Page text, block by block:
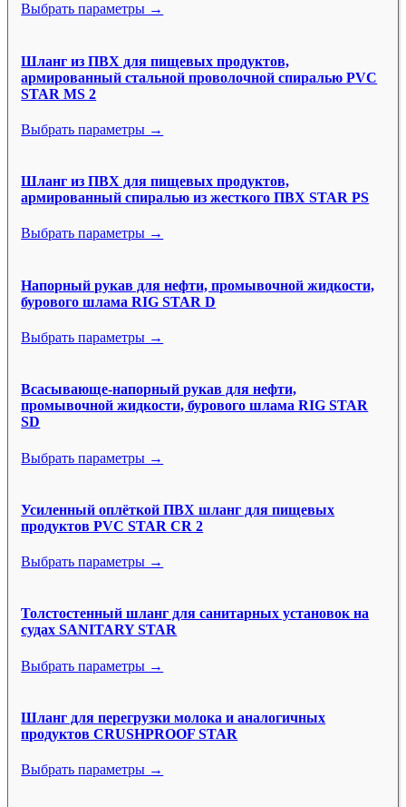
Выбрать параметры →
Шланг из ПВХ для пищевых продуктов,
армированный стальной проволочной спиралью PVC
STAR MS 2
Выбрать параметры →
Шланг из ПВХ для пищевых продуктов,
армированный спиралью из жесткого ПВХ STAR PS
Выбрать параметры →
Напорный рукав для нефти, промывочной жидкости,
бурового шлама RIG STAR D
Выбрать параметры →
Всасывающе-напорный рукав для нефти,
промывочной жидкости, бурового шлама RIG STAR
SD
Выбрать параметры →
Усиленный оплёткой ПВХ шланг для пищевых
продуктов PVC STAR CR 2
Выбрать параметры →
Толстостенный шланг для санитарных установок на
судах SANITARY STAR
Выбрать параметры →
Шланг для перегрузки молока и аналогичных
продуктов CRUSHPROOF STAR
Выбрать параметры →